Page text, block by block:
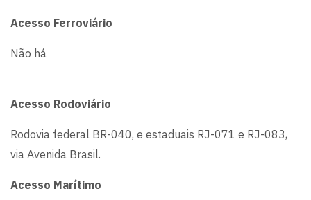
Acesso Ferroviário
Não há
Acesso Rodoviário
Rodovia federal BR-040, e estaduais RJ-071 e RJ-083,
via Avenida Brasil.
Acesso Marítimo